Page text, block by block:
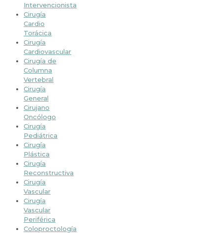
Intervencionista
Cirugía
Cardio
Torácica
Cirugía
Cardiovascular
Cirugía de
Columna
Vertebral
Cirugía
General
Cirujano
Oncólogo
Cirugía
Pediátrica
Cirugía
Plástica
Cirugía
Reconstructiva
Cirugía
Vascular
Cirugía
Vascular
Periférica
Coloproctología